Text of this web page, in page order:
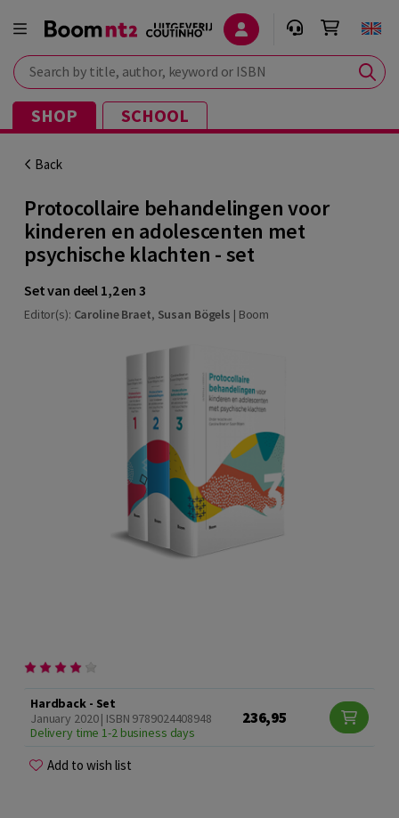
Search by title, author, keyword or ISBN
SHOP SCHOOL
Back
Protocollaire behandelingen voor
kinderen en adolescenten met
psychische klachten - set
Set van deel 1,2 en 3
Editor(s): Caroline Braet, Susan Bögels | Boom
Hardback - Set
January 2020 | ISBN 9789024408948
Delivery time 1-2 business days
236,95
Add to wish list